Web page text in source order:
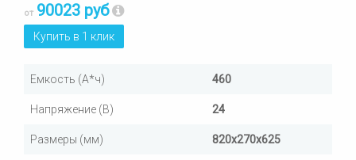
от 90023 руб
Купить в 1 клик
Емкость (А*ч) 460
Напряжение (В) 24
Размеры (мм) 820х270х625